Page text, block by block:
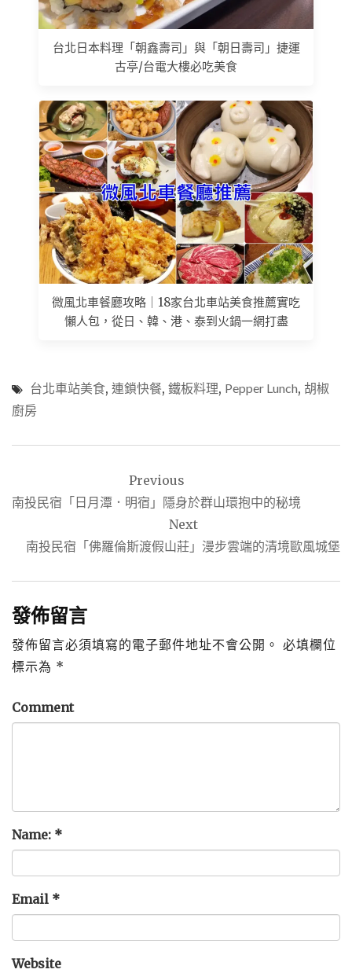
台北日本料理「朝鑫壽司」與「朝日壽司」捷運
古亭/台電大樓必吃美食
微風北車餐廳攻略｜18家台北車站美食推薦實吃
懶人包，從日、韓、港、泰到火鍋一網打盡
台北車站美食, 連鎖快餐, 鐵板料理, Pepper Lunch, 胡椒
廚房
章
導
覽
Previous
南投民宿「日月潭．明宿」隱身於群山環抱中的秘境
Next
南投民宿「佛羅倫斯渡假山莊」漫步雲端的清境歐風城堡
發佈留言
發佈留言必須填寫的電子郵件地址不會公開。 必填欄位
標示為 *
Comment
Name: *
Email *
Website